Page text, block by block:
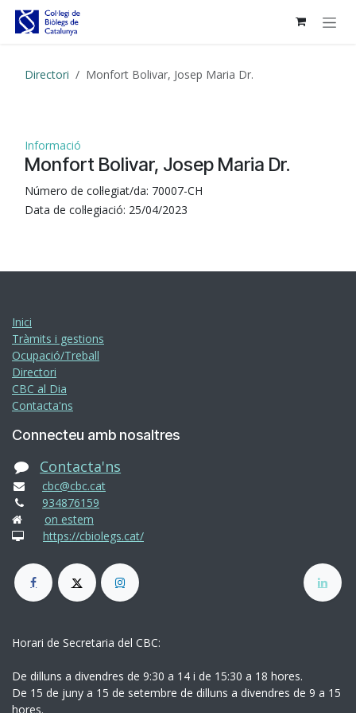
Skip to Content
Directori Monfort Bolivar, Josep Maria Dr.
Informació
Monfort Bolivar, Josep Maria Dr.
Número de col·legiat/da: 70007-CH
Data de col·legiació: 25/04/2023
Inici
Tràmits i gestions
Ocupació/Treball
Directori
CBC al Dia
Contacta'ns
Connecteu amb nosaltres
Contacta'ns
cbc@cbc.cat
934876159
on estem
https://cbiolegs.cat/
Horari de Secretaria del CBC:
De dilluns a divendres de 9:30 a 14 i de 15:30 a 18 hores.
De 15 de juny a 15 de setembre de dilluns a divendres de 9 a 15
hores.